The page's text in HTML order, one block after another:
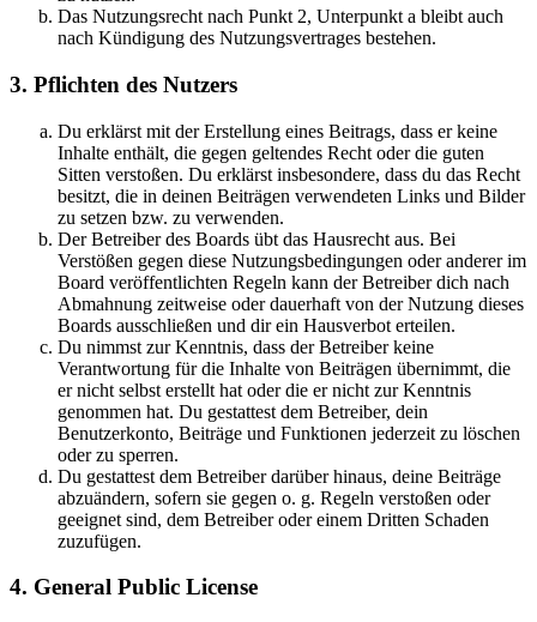
Das Nutzungsrecht nach Punkt 2, Unterpunkt a bleibt auch
nach Kündigung des Nutzungsvertrages bestehen.
3. Pflichten des Nutzers
Du erklärst mit der Erstellung eines Beitrags, dass er keine
Inhalte enthält, die gegen geltendes Recht oder die guten
Sitten verstoßen. Du erklärst insbesondere, dass du das Recht
besitzt, die in deinen Beiträgen verwendeten Links und Bilder
zu setzen bzw. zu verwenden.
Der Betreiber des Boards übt das Hausrecht aus. Bei
Verstößen gegen diese Nutzungsbedingungen oder anderer im
Board veröffentlichten Regeln kann der Betreiber dich nach
Abmahnung zeitweise oder dauerhaft von der Nutzung dieses
Boards ausschließen und dir ein Hausverbot erteilen.
Du nimmst zur Kenntnis, dass der Betreiber keine
Verantwortung für die Inhalte von Beiträgen übernimmt, die
er nicht selbst erstellt hat oder die er nicht zur Kenntnis
genommen hat. Du gestattest dem Betreiber, dein
Benutzerkonto, Beiträge und Funktionen jederzeit zu löschen
oder zu sperren.
Du gestattest dem Betreiber darüber hinaus, deine Beiträge
abzuändern, sofern sie gegen o. g. Regeln verstoßen oder
geeignet sind, dem Betreiber oder einem Dritten Schaden
zuzufügen.
4. General Public License